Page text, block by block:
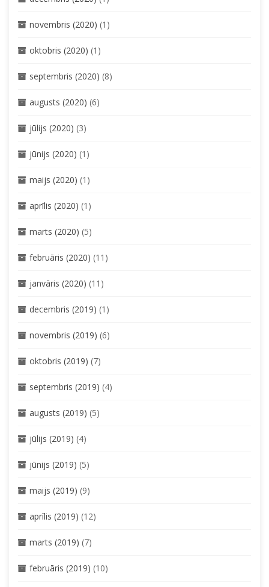
novembris (2020) (1)
oktobris (2020) (1)
septembris (2020) (8)
augusts (2020) (6)
jūlijs (2020) (3)
jūnijs (2020) (1)
maijs (2020) (1)
aprīlis (2020) (1)
marts (2020) (5)
februāris (2020) (11)
janvāris (2020) (11)
decembris (2019) (1)
novembris (2019) (6)
oktobris (2019) (7)
septembris (2019) (4)
augusts (2019) (5)
jūlijs (2019) (4)
jūnijs (2019) (5)
maijs (2019) (9)
aprīlis (2019) (12)
marts (2019) (7)
februāris (2019) (10)